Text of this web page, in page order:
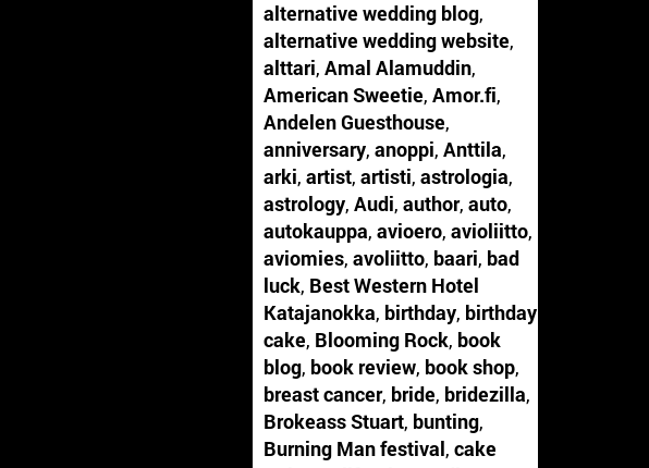
alternative wedding blog,
alternative wedding website,
alttari, Amal Alamuddin,
American Sweetie, Amor.fi,
Andelen Guesthouse,
anniversary, anoppi, Anttila,
arki, artist, artisti, astrologia,
astrology, Audi, author, auto,
autokauppa, avioero, avioliitto,
aviomies, avoliitto, baari, bad
luck, Best Western Hotel
Katajanokka, birthday, birthday
cake, Blooming Rock, book
blog, book review, book shop,
breast cancer, bride, bridezilla,
Brokeass Stuart, bunting,
Burning Man festival, cake